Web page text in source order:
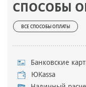
СПОСОБЫ
ВСЕ СПОСОБЫ ОПЛАТЫ
Банковские
ЮKassa